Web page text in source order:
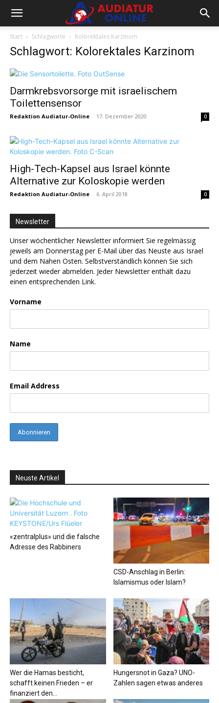
Start Schlagworte Kolorektales Karzinom
Schlagwort: Kolorektales Karzinom
Darmkrebsvorsorge mit israelischem
Toilettensensor
Redaktion Audiatur-Online - 17. Dezember 2020 0
High-Tech-Kapsel aus Israel könnte
Alternative zur Koloskopie werden
Redaktion Audiatur-Online - 6. April 2018 0
Newsletter
Unser wöchentlicher Newsletter informiert Sie regelmässig
jeweils am Donnerstag per E-Mail über das Neuste aus Israel
und dem Nahen Osten. Selbstverständlich können Sie sich
jederzeit wieder abmelden. Jeder Newsletter enthält dazu
einen entsprechenden Link.
Vorname
Name
Email Address
Neuste Artikel
«zentralplus» und die falsche
Adresse des Rabbiners
CSD-Anschlag in Berlin:
Islamismus oder Islam?
Wer die Hamas besticht,
schafft keinen Frieden – er
finanziert den...
Hungersnot in Gaza? UNO-
Zahlen sagen etwas anderes